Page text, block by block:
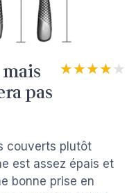
pas
★★★★★
★★★★★
couverts plutôt
est assez épais et
bonne prise en